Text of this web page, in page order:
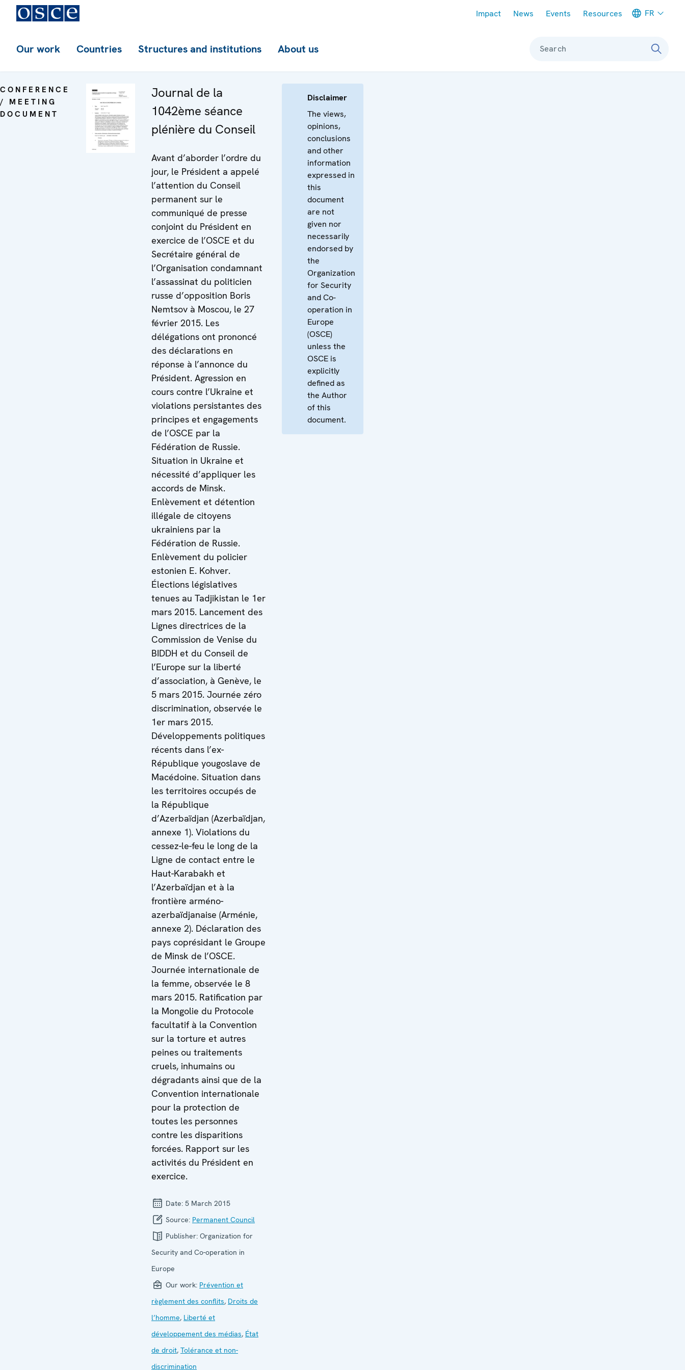
Impact News Events Resources FR
Our work Countries Structures and institutions About us Search
CONFERENCE
/ MEETING
DOCUMENT
Journal de la
1042ème séance
plénière du Conseil
Avant d’aborder l’ordre du
jour, le Président a appelé
l’attention du Conseil
permanent sur le
communiqué de presse
conjoint du Président en
exercice de l’OSCE et du
Secrétaire général de
l’Organisation condamnant
l’assassinat du politicien
russe d’opposition Boris
Nemtsov à Moscou, le 27
février 2015. Les
délégations ont prononcé
des déclarations en
réponse à l’annonce du
Président. Agression en
cours contre l’Ukraine et
violations persistantes des
principes et engagements
de l’OSCE par la
Fédération de Russie.
Situation in Ukraine et
nécessité d’appliquer les
accords de Minsk.
Enlèvement et détention
illégale de citoyens
ukrainiens par la
Fédération de Russie.
Enlèvement du policier
estonien E. Kohver.
Élections législatives
tenues au Tadjikistan le 1er
mars 2015. Lancement des
Lignes directrices de la
Commission de Venise du
BIDDH et du Conseil de
l’Europe sur la liberté
d’association, à Genève, le
5 mars 2015. Journée zéro
discrimination, observée le
1er mars 2015.
Développements politiques
récents dans l’ex-
République yougoslave de
Macédoine. Situation dans
les territoires occupés de
la République
d’Azerbaïdjan (Azerbaïdjan,
annexe 1). Violations du
cessez-le-feu le long de la
Ligne de contact entre le
Haut-Karabakh et
l’Azerbaïdjan et à la
frontière arméno-
azerbaïdjanaise (Arménie,
annexe 2). Déclaration des
pays coprésidant le Groupe
de Minsk de l’OSCE.
Journée internationale de
la femme, observée le 8
mars 2015. Ratification par
la Mongolie du Protocole
facultatif à la Convention
sur la torture et autres
peines ou traitements
cruels, inhumains ou
dégradants ainsi que de la
Convention internationale
pour la protection de
toutes les personnes
contre les disparitions
forcées. Rapport sur les
activités du Président en
exercice.
Date: 5 March 2015
Source: Permanent Council
Publisher: Organization for
Security and Co-operation in
Europe
Our work: Prévention et
règlement des conflits, Droits de
l’homme, Liberté et
développement des médias, État
de droit, Tolérance et non-
discrimination
Disclaimer
The views,
opinions,
conclusions
and other
information
expressed in
this
document
are not
given nor
necessarily
endorsed by
the
Organization
for Security
and Co-
operation in
Europe
(OSCE)
unless the
OSCE is
explicitly
defined as
the Author
of this
document.